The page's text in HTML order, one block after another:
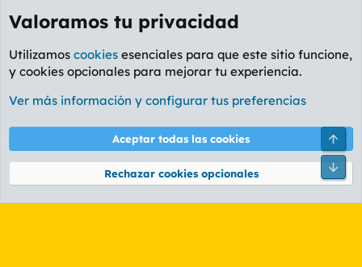
Etiquetas
Cookies
PL OLDSTYLE AMARILLO
Términos y reglas Política de privacidad Ayuda
Community platform by XenForo® © 2010-2026 XenForo Ltd.
Valoramos tu privacidad
Utilizamos cookies esenciales para que este sitio funcione,
y cookies opcionales para mejorar tu experiencia.
Ver más información y configurar tus preferencias
Aceptar todas las cookies
Rechazar cookies opcionales
Pie